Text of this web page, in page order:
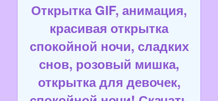
Открытка GIF, анимация,
красивая открытка
спокойной ночи, сладких
снов, розовый мишка,
открытка для девочек,